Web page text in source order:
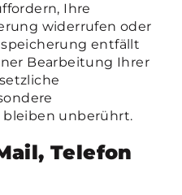
Ihre
widerrufen oder
entfällt
Bearbeitung Ihrer
bleiben unberührt.
Telefon